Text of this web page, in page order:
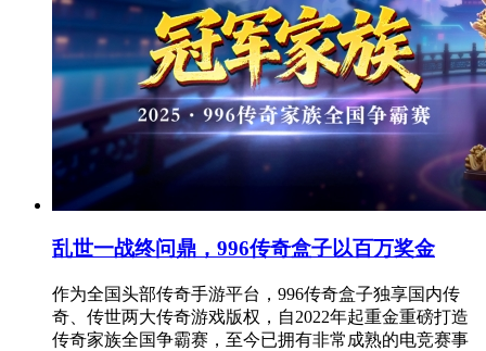
乱世一战终问鼎，996传奇盒子以百万奖金
作为全国头部传奇手游平台，996传奇盒子独享国内传
奇、传世两大传奇游戏版权，自2022年起重金重磅打造
传奇家族全国争霸赛，至今已拥有非常成熟的电竞赛事